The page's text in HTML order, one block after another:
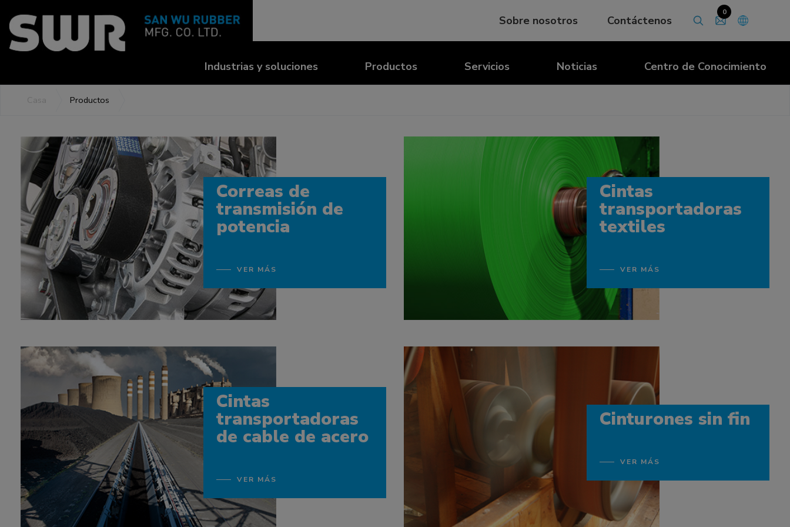
Sobre nosotros Contáctenos
0
Industrias y soluciones Productos Servicios Noticias Centro de Conocimiento
Casa Productos
Correas de
transmisión de
potencia
VER MÁS
Cintas
transportadoras
textiles
VER MÁS
Cintas
transportadoras
de cable de acero
VER MÁS
Cinturones sin fin
VER MÁS